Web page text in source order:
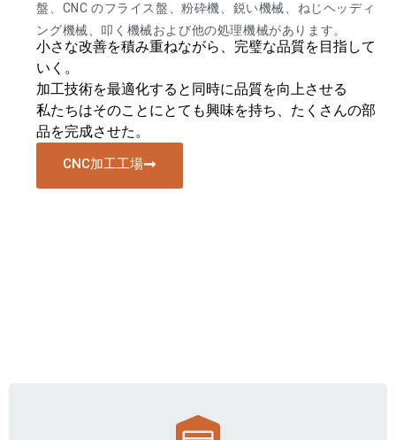
盤、CNC のフライス盤、粉砕機、鋭い機械、ねじヘッディ
ング機械、叩く機械および他の処理機械があります。
小さな改善を積み重ねながら、完璧な品質を目指して
いく。
加工技術を最適化すると同時に品質を向上させる
私たちはそのことにとても興味を持ち、たくさんの部
品を完成させた。
CNC加工工場